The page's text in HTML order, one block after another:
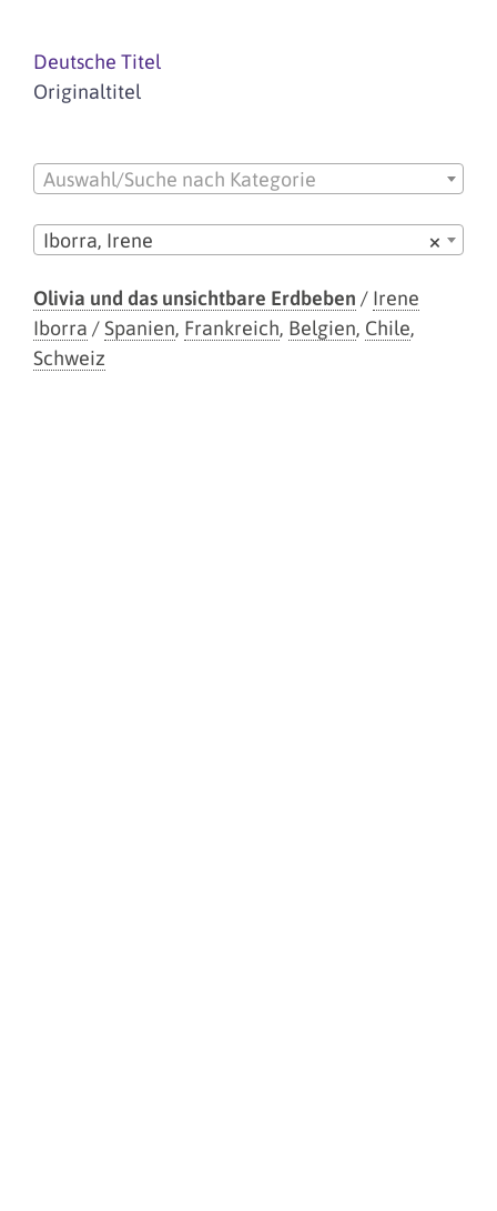
Deutsche Titel
Originaltitel
Auswahl/Suche nach Kategorie
×
Iborra, Irene
Olivia und das unsichtbare Erdbeben / Irene
Iborra /Spanien, Frankreich, Belgien, Chile,
Schweiz